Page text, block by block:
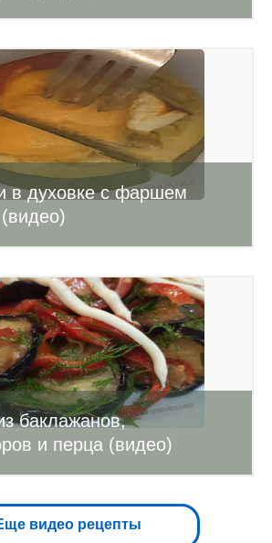
в духовке с фаршем
баклажанов,
и перца (видео)
видео рецепты